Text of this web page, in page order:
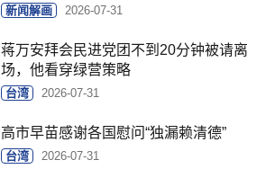
新闻解画 2026-07-31
蒋万安拜会民进党团不到20分钟被请离
场，他看穿绿营策略
台湾 2026-07-31
高市早苗感谢各国慰问“独漏赖清德”
台湾 2026-07-31